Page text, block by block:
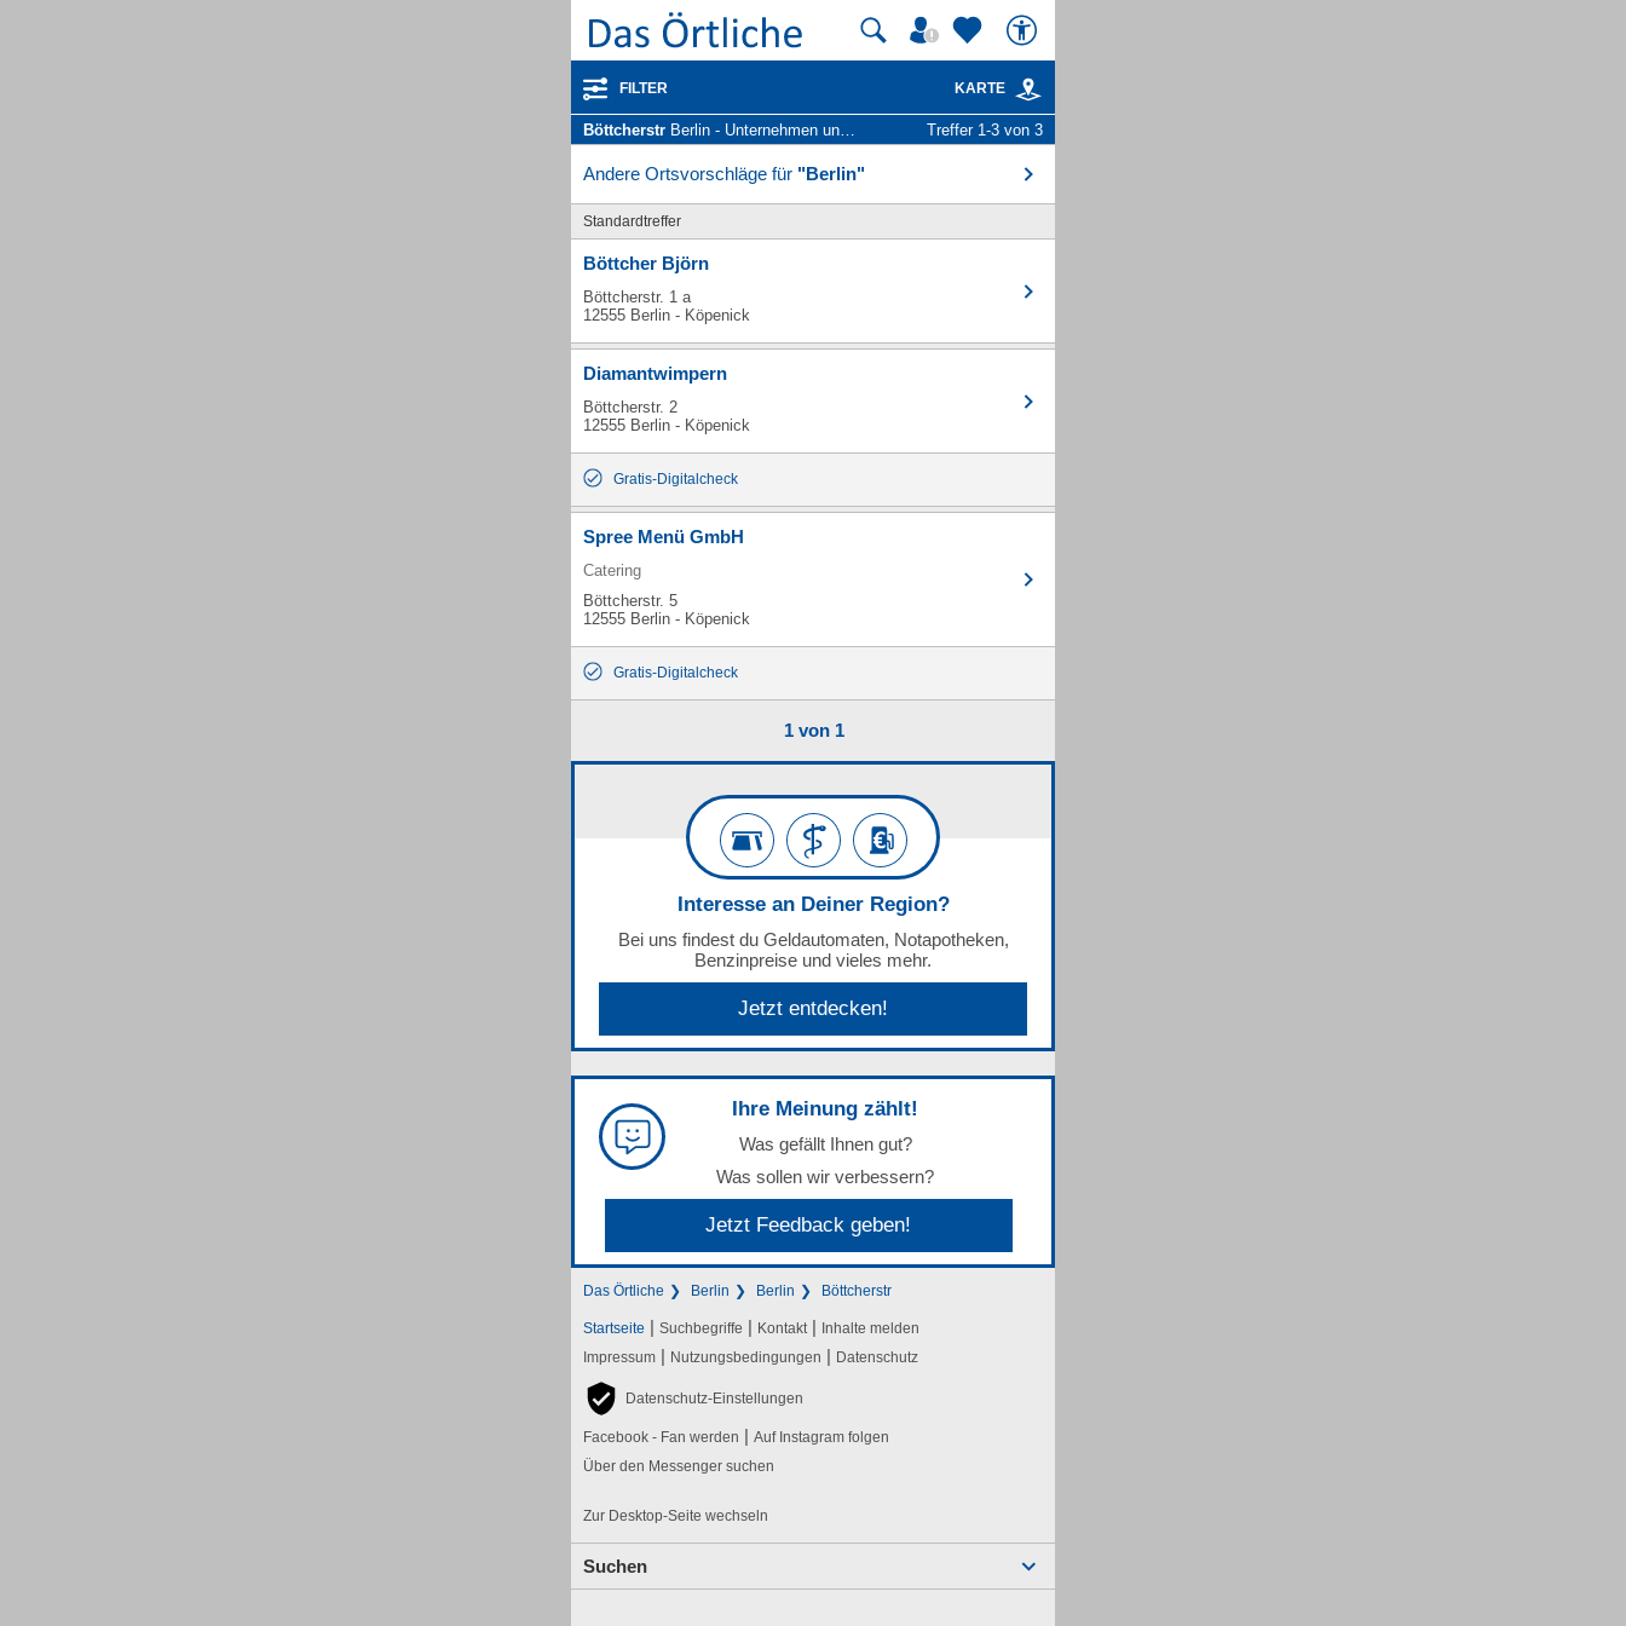
FILTER KARTE
Böttcherstr Berlin - Unternehmen und Personen Treffer 1-3 von 3
Andere Ortsvorschläge für "Berlin"
Standardtreffer
Böttcher Björn
Böttcherstr. 1 a
12555 Berlin - Köpenick
Diamantwimpern
Böttcherstr. 2
12555 Berlin - Köpenick
Gratis-Digitalcheck
Spree Menü GmbH
Catering
Böttcherstr. 5
12555 Berlin - Köpenick
Gratis-Digitalcheck
1 von 1
Interesse an Deiner Region?
Bei uns findest du Geldautomaten, Notapotheken,
Benzinpreise und vieles mehr.
Jetzt entdecken!
Ihre Meinung zählt!
Was gefällt Ihnen gut?
Was sollen wir verbessern?
Jetzt Feedback geben!
Das Örtliche Berlin Berlin Böttcherstr
Startseite | Suchbegriffe | Kontakt | Inhalte melden
Impressum | Nutzungsbedingungen | Datenschutz
Datenschutz-Einstellungen
Facebook - Fan werden | Auf Instagram folgen
Über den Messenger suchen
Zur Desktop-Seite wechseln
Suchen